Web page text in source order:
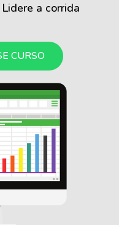
a corrida
CURSO